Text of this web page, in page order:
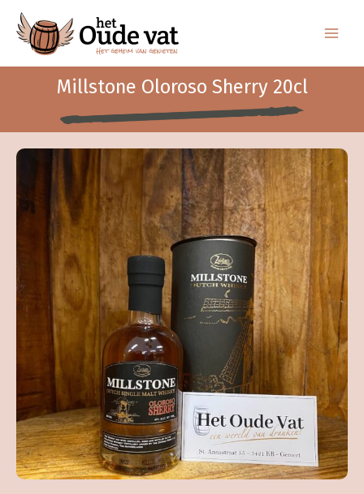
naar
inhoud
Millstone Oloroso Sherry 20cl